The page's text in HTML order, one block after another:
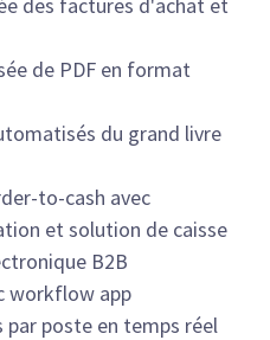
de PDF en format
du grand livre
to-cash avec
et solution de caisse
B2B
workflow app
par poste en temps réel